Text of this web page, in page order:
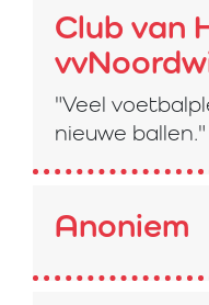
Club van
"Veel
nieuwe ballen."
Anoniem